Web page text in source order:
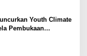
Youth Climate
Pembukaan